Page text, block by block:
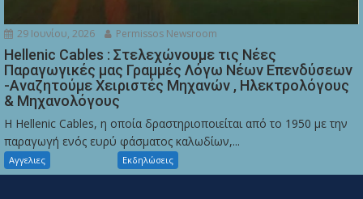
29 Ιουνίου, 2026 Permissos Newsroom
Hellenic Cables : Στελεχώνουμε τις Νέες
Παραγωγικές μας Γραμμές Λόγω Νέων Επενδύσεων
-Αναζητούμε Χειριστές Μηχανών , Ηλεκτρολόγους
& Μηχανολόγους
Η Hellenic Cables, η οποία δραστηριοποιείται από το 1950 με την
παραγωγή ενός ευρύ φάσματος καλωδίων,...
Αγγελιες Εκδηλώσεις